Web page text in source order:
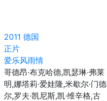
2011 德国
正片
爱乐风雨情
哥德昂·布克哈德,凯瑟琳·弗莱
明,娜塔莉·爱娃隆,米歇尔·门德
尔,罗夫·凯尼斯,凯·维辛格,古